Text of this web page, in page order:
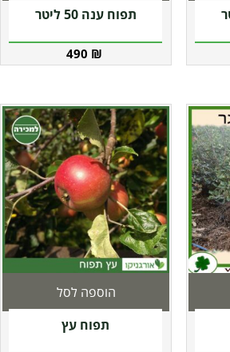
תפוח ענה 50 ליטר
490 ₪
תפוח עץ
הוספה לסל